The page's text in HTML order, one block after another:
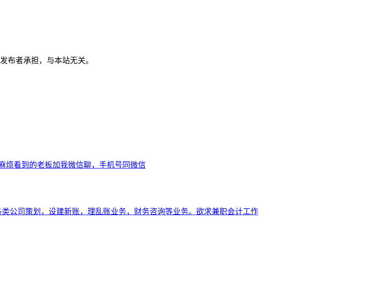
布者承担，与本站无关。
烦看到的老板加我微信聊，手机号同微信
公司策划，设建新账，理乱账业务，财务咨询等业务。欲求兼职会计工作